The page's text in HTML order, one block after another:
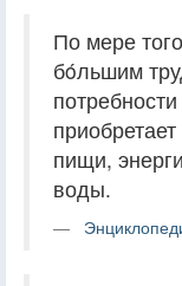
По мере
бóльшим
пищи,
воды.